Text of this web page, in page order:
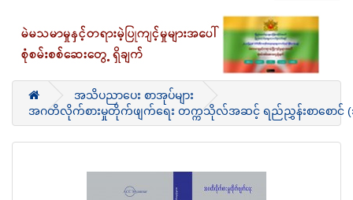
အသိပညာပေး စာအုပ်များ
အဂတိလိုက်စားမှုတိုက်ဖျက်ရေး တက္ကသိုလ်အဆင့် ရည်ညွှန်းစာစောင် (